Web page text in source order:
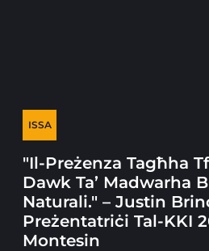
ISSA
"Il-Preżenza Tagħha
Dawk Ta’ Madwarha
Naturali." – Justin
Preżentatriċi Tal-KKI
Montesin